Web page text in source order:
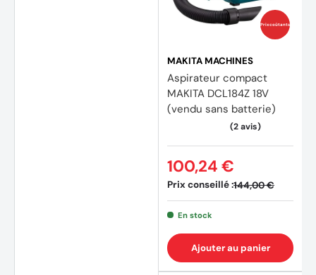
Prix coûtants
MAKITA MACHINES
Aspirateur compact
MAKITA DCL184Z 18V
(vendu sans batterie)
Prix conseillé :144,00 €
100,24 €
En stock
Ajouter au panier